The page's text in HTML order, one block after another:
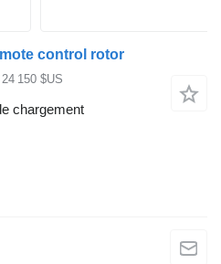
control rotor
150 $US
chargement